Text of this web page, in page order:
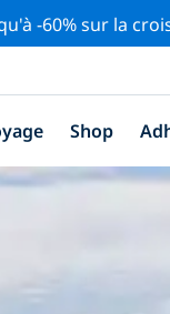
-60% sur la
Shop